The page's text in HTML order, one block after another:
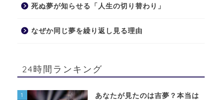
死ぬ夢が知らせる「人生の切り替わり」
なぜか同じ夢を繰り返し見る理由
24時間ランキング
1
あなたが見たのは吉夢？本当は